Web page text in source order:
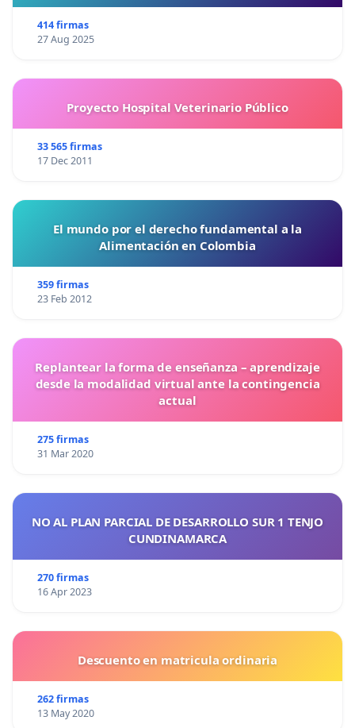
414 firmas
27 Aug 2025
Proyecto Hospital Veterinario Público
33 565 firmas
17 Dec 2011
El mundo por el derecho fundamental a la
Alimentación en Colombia
359 firmas
23 Feb 2012
Replantear la forma de enseñanza – aprendizaje
desde la modalidad virtual ante la contingencia
actual
275 firmas
31 Mar 2020
NO AL PLAN PARCIAL DE DESARROLLO SUR 1 TENJO
CUNDINAMARCA
270 firmas
16 Apr 2023
Descuento en matricula ordinaria
262 firmas
13 May 2020